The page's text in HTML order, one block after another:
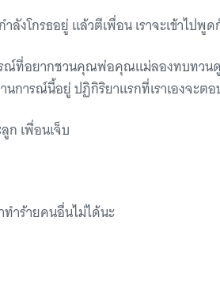
ำลังโกรธอยู่ แล้วตีเพื่อน เราจะเข้าไปพู
ณ์ที่อยากชวนคุณพ่อคุณแม่ลองทบทวนดู
นการณ์นี้อยู่ ปฏิกิริยาแรกที่เราเองจะ
ก เพื่อนเจ็บ
ทำร้ายคนอื่นไม่ได้นะ